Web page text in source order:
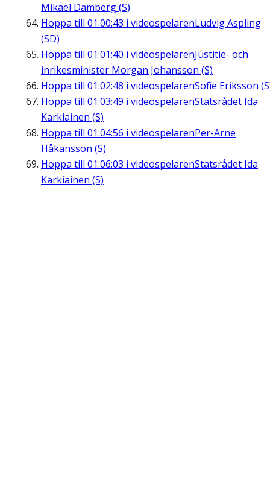
Mikael Damberg (S)
Hoppa till 01:00:43 i videospelarenLudvig Aspling
(SD)
Hoppa till 01:01:40 i videospelarenJustitie- och
inrikesminister Morgan Johansson (S)
Hoppa till 01:02:48 i videospelarenSofie Eriksson
Hoppa till 01:03:49 i videospelarenStatsrådet Ida
Karkiainen (S)
Hoppa till 01:04:56 i videospelarenPer-Arne
Håkansson (S)
Hoppa till 01:06:03 i videospelarenStatsrådet Ida
Karkiainen (S)